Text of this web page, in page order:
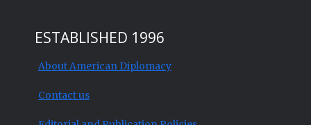
ESTABLISHED 1996
About American Diplomacy
Contact us